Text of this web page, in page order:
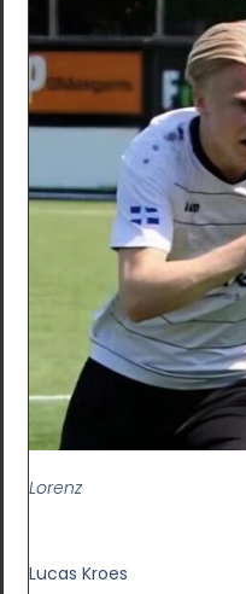
Lorenz
Lucas Kroes